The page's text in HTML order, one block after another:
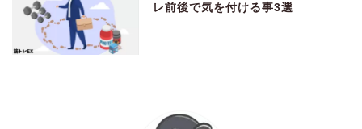
レ前後で気を付ける事3選